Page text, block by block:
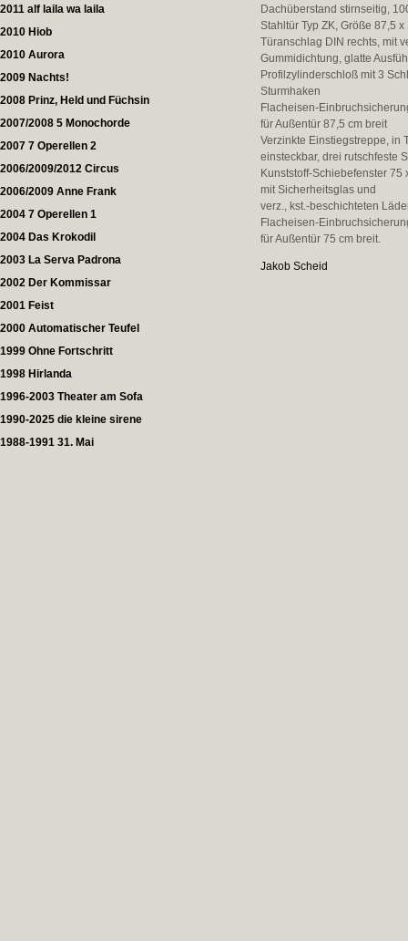
2011 alf laila wa laila
2010 Hiob
2010 Aurora
2009 Nachts!
2008 Prinz, Held und Füchsin
2007/2008 5 Monochorde
2007 7 Operellen 2
2006/2009/2012 Circus
2006/2009 Anne Frank
2004 7 Operellen 1
2004 Das Krokodil
2003 La Serva Padrona
2002 Der Kommissar
2001 Feist
2000 Automatischer Teufel
1999 Ohne Fortschritt
1998 Hirlanda
1996-2003 Theater am Sofa
1990-2025 die kleine sirene
1988-1991 31. Mai
Dachüberstand stirnseitig,
Stahltür Typ ZK, Größe 87,5
Türanschlag DIN rechts, mit
Gummidichtung, glatte
Profilzylinderschloß mit 3
Sturmhaken
Flacheisen-
für Außentür 87,5 cm breit
Verzinkte Einstiegstreppe, in
einsteckbar, drei rutschfeste
Kunststoff-Schiebefenster 75
mit Sicherheitsglas und
verz., kst.-beschichteten
Flacheisen-
für Außentür 75 cm breit.
Jakob Scheid